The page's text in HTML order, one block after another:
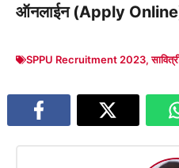
ऑनलाईन (Apply
SPPU Recruitment 2023,